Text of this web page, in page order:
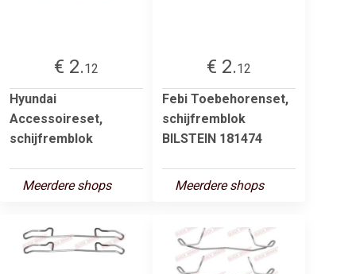
€ 2.12
Hyundai
Accessoireset,
schijfremblok
Meerdere shops
€ 2.12
Febi Toebehorenset,
schijfremblok
BILSTEIN 181474
Meerdere shops